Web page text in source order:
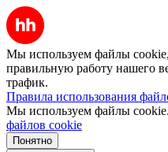
Мы используем файлы
правильную работу нашего
трафик.
Правила использования
Мы используем файлы cookie.
файлов cookie
Понятно